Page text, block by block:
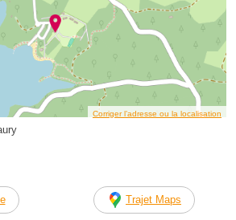
Corriger l’adresse ou la localisation
Trajet Maps